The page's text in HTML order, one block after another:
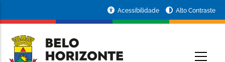
conteúdo
principal
da
Prefeitura
Acessibilidade Alto Contraste